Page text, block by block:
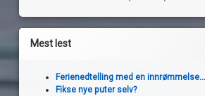
Mest lest
Ferienedtelling med en innrømmelse...
Fikse nye puter selv?